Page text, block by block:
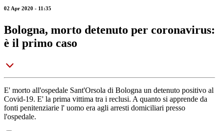
02 Apr 2020 - 11:35
Bologna, morto detenuto per coronavirus:
è il primo caso
E' morto all'ospedale Sant'Orsola di Bologna un detenuto positivo al
Covid-19. E' la prima vittima tra i reclusi. A quanto si apprende da
fonti penitenziarie l' uomo era agli arresti domiciliari presso
l'ospedale.